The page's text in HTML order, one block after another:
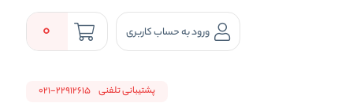
ورود به حساب کاربری 0
پشتیبانی تلفنی 22912615-021